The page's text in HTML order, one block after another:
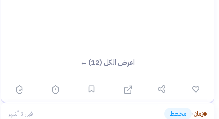
اعرض الكل (12) ←
زمان› مخطط قبل 3 أشهر